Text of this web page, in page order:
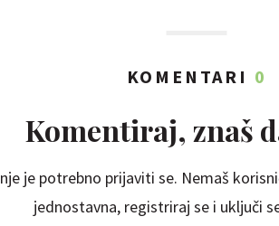
KOMENTARI 0
Komentiraj, znaš
je potrebno prijaviti se. Nemaš
jednostavna, registriraj se i uključi